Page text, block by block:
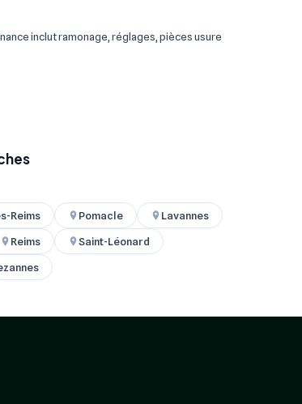
inclut ramonage, réglages, pièces usure
Reims Pomacle
Lavannes
Reims
Saint-Léonard